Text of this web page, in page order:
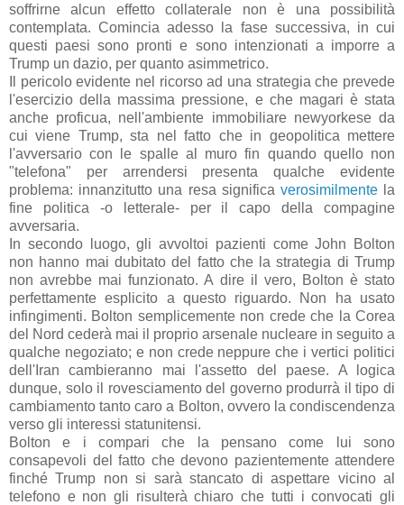
soffrirne alcun effetto collaterale non è una possibilità
contemplata. Comincia adesso la fase successiva, in cui
questi paesi sono pronti e sono intenzionati a imporre a
Trump un dazio, per quanto asimmetrico.
Il pericolo evidente nel ricorso ad una strategia che prevede
l'esercizio della massima pressione, e che magari è stata
anche proficua, nell'ambiente immobiliare newyorkese da
cui viene Trump, sta nel fatto che in geopolitica mettere
l'avversario con le spalle al muro fin quando quello non
"telefona" per arrendersi presenta qualche evidente
problema: innanzitutto una resa significa verosimilmentela
fine politica -o letterale- per il capo della compagine
avversaria.
In secondo luogo, gli avvoltoi pazienti come John Bolton
non hanno mai dubitato del fatto che la strategia di Trump
non avrebbe mai funzionato. A dire il vero, Bolton è stato
perfettamente esplicito a questo riguardo. Non ha usato
infingimenti. Bolton semplicemente non crede che la Corea
del Nord cederà mai il proprio arsenale nucleare in seguito a
qualche negoziato; e non crede neppure che i vertici politici
dell'Iran cambieranno mai l'assetto del paese. A logica
dunque, solo il rovesciamento del governo produrrà il tipo di
cambiamento tanto caro a Bolton, ovvero la condiscendenza
verso gli interessi statunitensi.
Bolton e i compari che la pensano come lui sono
consapevoli del fatto che devono pazientemente attendere
finché Trump non si sarà stancato di aspettare vicino al
telefono e non gli risulterà chiaro che tutti i convocati gli